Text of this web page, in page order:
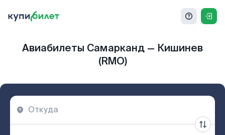
Авиабилеты Самарканд — Кишинев
(RMO)